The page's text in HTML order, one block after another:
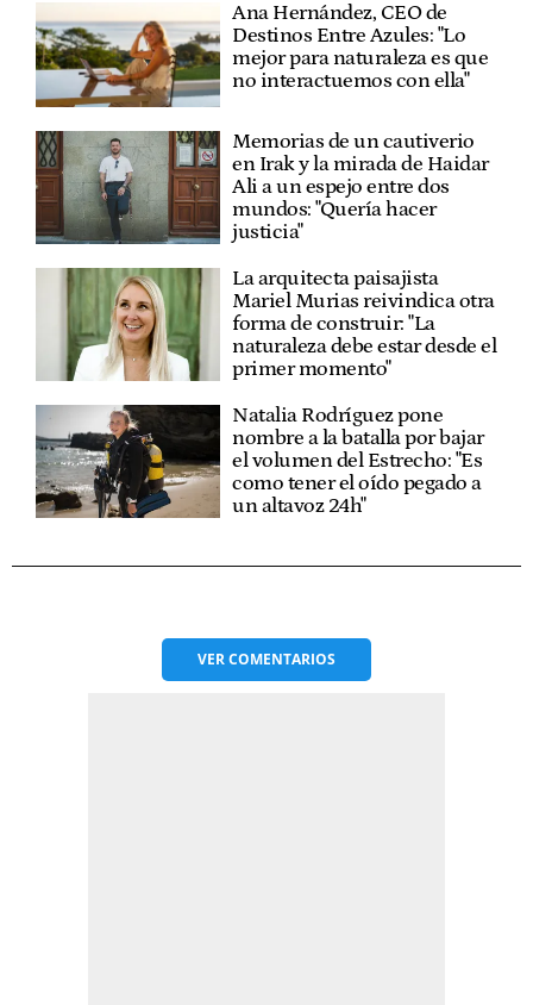
Ana Hernández, CEO de
Destinos Entre Azules: "Lo
mejor para naturaleza es que
no interactuemos con ella"
Memorias de un cautiverio
en Irak y la mirada de Haidar
Ali a un espejo entre dos
mundos: "Quería hacer
justicia"
La arquitecta paisajista
Mariel Murias reivindica otra
forma de construir: "La
naturaleza debe estar desde el
primer momento"
Natalia Rodríguez pone
nombre a la batalla por bajar
el volumen del Estrecho: "Es
como tener el oído pegado a
un altavoz 24h"
VERCOMENTARIOS